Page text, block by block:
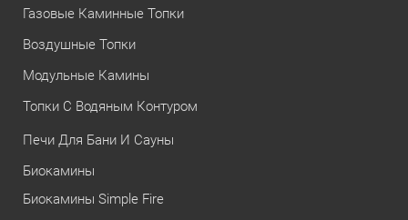
Газовые Каминные Топки
Воздушные Топки
Модульные Камины
Топки С Водяным Контуром
Печи Для Бани И Сауны
Биокамины
Биокамины Simple Fire